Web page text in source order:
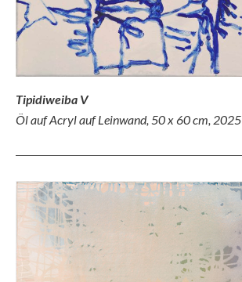
Tipidiweiba V
Öl auf Acryl auf Leinwand, 50 x 60 cm, 2025